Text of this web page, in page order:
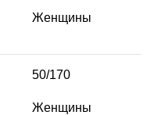
Женщины
50/170
Женщины